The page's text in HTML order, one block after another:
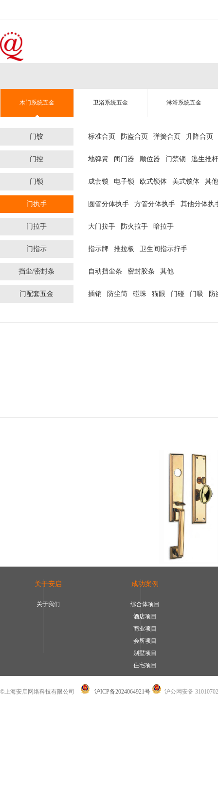
木门系统五金 卫浴系统五金 淋浴系统五金
门铰 标准合页 防盗合页 弹簧合页 升降合页
门控 地弹簧 闭门器 顺位器 门禁锁 逃生推
门锁 成套锁 电子锁 欧式锁体 美式锁体 其
门执手 圆管分体执手 方管分体执手 其他分体执
门拉手 大门拉手 防火拉手 暗拉手
门指示 指示牌 推拉板 卫生间指示拧手
挡尘/密封条 自动挡尘条 密封胶条 其他
门配套五金 插销 防尘筒 碰珠 猫眼 门碰 门吸 防
关于安启
关于我们
成功案例
综合体项目
酒店项目
商业项目
会所项目
别墅项目
住宅项目
©上海安启网络科技有限公司 沪ICP备2024064921号 沪公网安备